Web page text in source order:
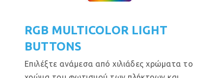
RGB MULTICOLOR LIGHT
BUTTONS
Επιλέξτε ανάμεσα από χιλιάδες χρώματα το